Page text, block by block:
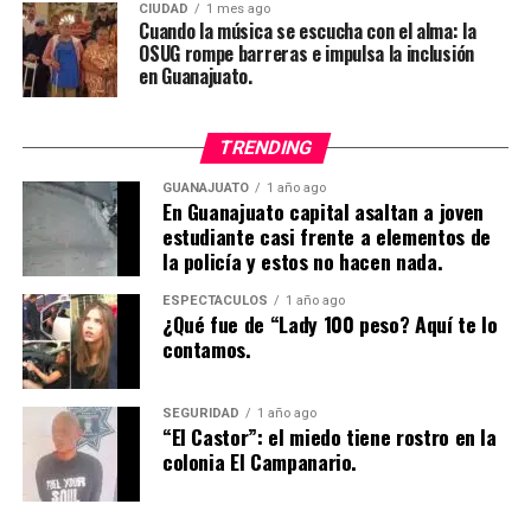
CIUDAD 1 mes ago
Cuando la música se escucha con el alma: la
OSUG rompe barreras e impulsa la inclusión
en Guanajuato.
TRENDING
GUANAJUATO 1 año ago
En Guanajuato capital asaltan a joven
estudiante casi frente a elementos de
la policía y estos no hacen nada.
ESPECTÁCULOS 1 año ago
¿Qué fue de “Lady 100 peso? Aquí te lo
contamos.
SEGURIDAD 1 año ago
“El Castor”: el miedo tiene rostro en la
colonia El Campanario.